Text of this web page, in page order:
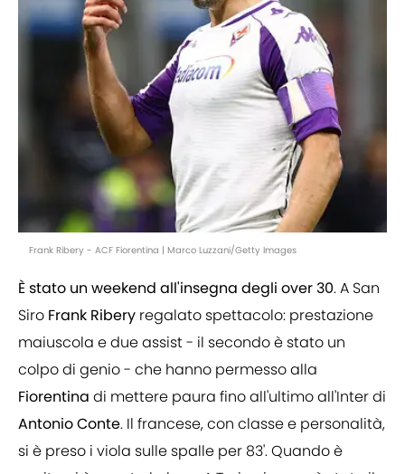
Frank Ribery - ACF Fiorentina | Marco Luzzani/Getty Images
È stato un weekend all'insegna degli over 30. A San
Siro Frank Ribery regalato spettacolo: prestazione
maiuscola e due assist - il secondo è stato un
colpo di genio - che hanno permesso alla
Fiorentina di mettere paura fino all'ultimo all'Inter di
Antonio Conte. Il francese, con classe e personalità,
si è preso i viola sulle spalle per 83'. Quando è